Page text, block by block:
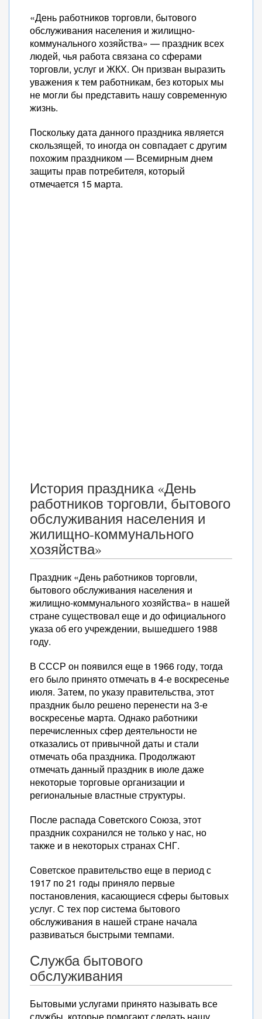
«День работников торговли, бытового
обслуживания населения и жилищно-
коммунального хозяйства» — праздник всех
людей, чья работа связана со сферами
торговли, услуг и ЖКХ. Он призван выразить
уважения к тем работникам, без которых мы
не могли бы представить нашу современную
жизнь.
Поскольку дата данного праздника является
скользящей, то иногда он совпадает с другим
похожим праздником — Всемирным днем
защиты прав потребителя, который
отмечается 15 марта.
История праздника «День
работников торговли, бытового
обслуживания населения и
жилищно-коммунального
хозяйства»
Праздник «День работников торговли,
бытового обслуживания населения и
жилищно-коммунального хозяйства» в нашей
стране существовал еще и до официального
указа об его учреждении, вышедшего 1988
году.
В СССР он появился еще в 1966 году, тогда
его было принято отмечать в 4-е воскресенье
июля. Затем, по указу правительства, этот
праздник было решено перенести на 3-е
воскресенье марта. Однако работники
перечисленных сфер деятельности не
отказались от привычной даты и стали
отмечать оба праздника. Продолжают
отмечать данный праздник в июле даже
некоторые торговые организации и
региональные властные структуры.
После распада Советского Союза, этот
праздник сохранился не только у нас, но
также и в некоторых странах СНГ.
Советское правительство еще в период с
1917 по 21 годы приняло первые
постановления, касающиеся сферы бытовых
услуг. С тех пор система бытового
обслуживания в нашей стране начала
развиваться быстрыми темпами.
Служба бытового
обслуживания
Бытовыми услугами принято называть все